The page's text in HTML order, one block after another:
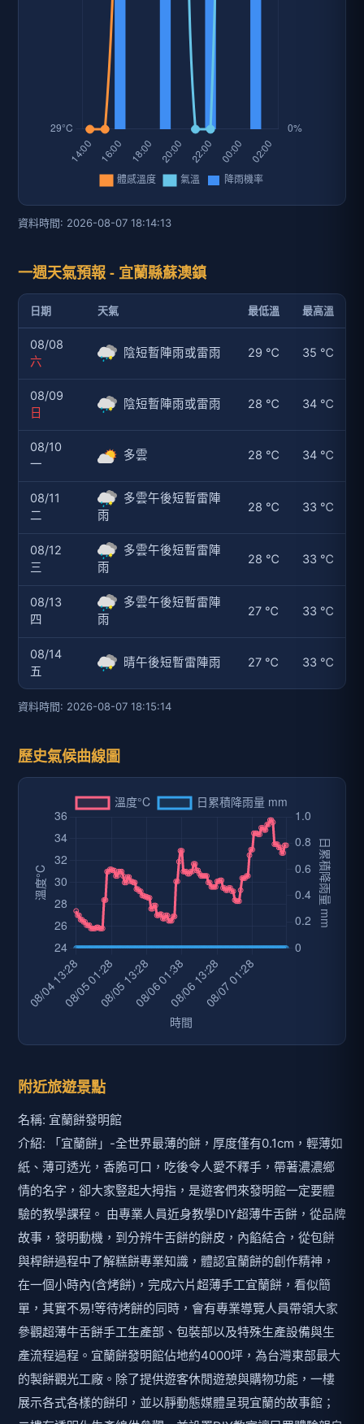
資料時間: 2026-08-07 18:14:13
一週天氣預報 - 宜蘭縣蘇澳鎮
日期 天氣 最低溫 最高溫
08/08
六
陰短暫陣雨或雷雨 29 ℃ 35 ℃
08/09
日
陰短暫陣雨或雷雨 28 ℃ 34 ℃
08/10
一
多雲 28 ℃ 34 ℃
08/11
二
多雲午後短暫雷陣
雨
28 ℃ 33 ℃
08/12
三
多雲午後短暫雷陣
雨
28 ℃ 33 ℃
08/13
四
多雲午後短暫雷陣
雨
27 ℃ 33 ℃
08/14
五
晴午後短暫雷陣雨 27 ℃ 33 ℃
資料時間: 2026-08-07 18:15:14
歷史氣候曲線圖
附近旅遊景點
名稱: 宜蘭餅發明館
介紹: 「宜蘭餅」-全世界最薄的餅，厚度僅有0.1cm，輕薄如
紙、薄可透光，香脆可口，吃後令人愛不釋手，帶著濃濃鄉
情的名字，卻大家豎起大拇指，是遊客們來發明館一定要體
驗的教學課程。 由專業人員近身教學DIY超薄牛舌餅，從品牌
故事，發明動機，到分辨牛舌餅的餅皮，內餡結合，從包餅
與桿餅過程中了解糕餅專業知識，體認宜蘭餅的創作精神，
在一個小時內(含烤餅)，完成六片超薄手工宜蘭餅，看似簡
單，其實不易!等待烤餅的同時，會有專業導覽人員帶領大家
參觀超薄牛舌餅手工生產部、包裝部以及特殊生產設備與生
產流程過程。宜蘭餅發明館佔地約4000坪，為台灣東部最大
的製餅觀光工廠。除了提供遊客休閒遊憩與購物功能，一樓
展示各式各樣的餅印，並以靜動態媒體呈現宜蘭的故事館；